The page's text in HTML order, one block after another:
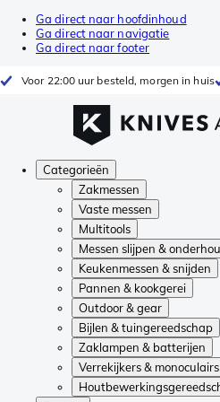
Ga direct naar hoofdinhoud
Ga direct naar navigatie
Ga direct naar footer
Voor 22:00 uur besteld, morgen in huis
Categorieën
Zakmessen
Vaste messen
Multitools
Messen slijpen &
Keukenmessen & snijden
Pannen & kookgerei
Outdoor & gear
Bijlen & tuingereedschap
Zaklampen & batterijen
Verrekijkers & monoculairs